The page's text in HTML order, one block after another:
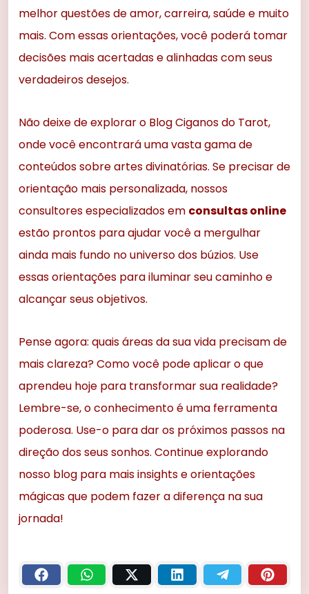
melhor questões de amor, carreira, saúde e muito
mais. Com essas orientações, você poderá tomar
decisões mais acertadas e alinhadas com seus
verdadeiros desejos.
Não deixe de explorar o Blog Ciganos do Tarot,
onde você encontrará uma vasta gama de
conteúdos sobre artes divinatórias. Se precisar de
orientação mais personalizada, nossos
consultores especializados em consultas online
estão prontos para ajudar você a mergulhar
ainda mais fundo no universo dos búzios. Use
essas orientações para iluminar seu caminho e
alcançar seus objetivos.
Pense agora: quais áreas da sua vida precisam de
mais clareza? Como você pode aplicar o que
aprendeu hoje para transformar sua realidade?
Lembre-se, o conhecimento é uma ferramenta
poderosa. Use-o para dar os próximos passos na
direção dos seus sonhos. Continue explorando
nosso blog para mais insights e orientações
mágicas que podem fazer a diferença na sua
jornada!